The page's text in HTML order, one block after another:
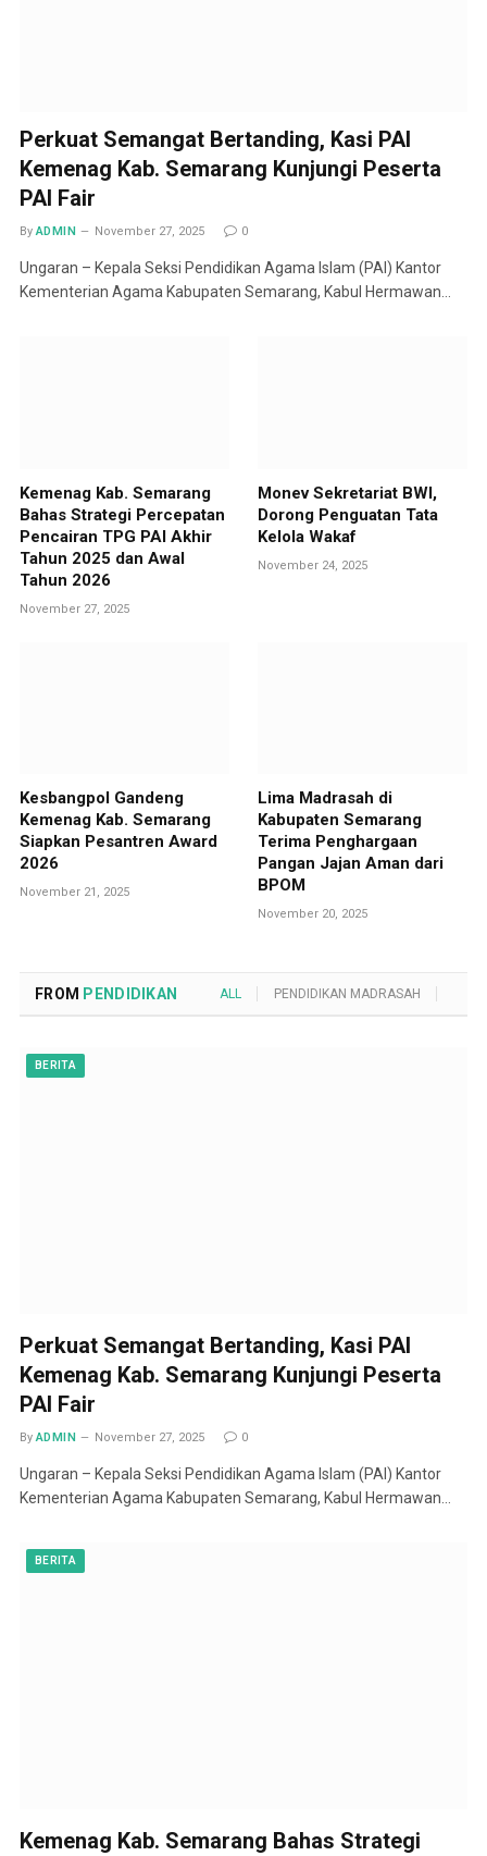
Perkuat Semangat Bertanding, Kasi PAI
Kemenag Kab. Semarang Kunjungi Peserta
PAI Fair
By ADMIN November 27, 2025 0
Ungaran – Kepala Seksi Pendidikan Agama Islam (PAI) Kantor
Kementerian Agama Kabupaten Semarang, Kabul Hermawan…
Kemenag Kab. Semarang
Bahas Strategi Percepatan
Pencairan TPG PAI Akhir
Tahun 2025 dan Awal
Tahun 2026
November 27, 2025
Monev Sekretariat BWI,
Dorong Penguatan Tata
Kelola Wakaf
November 24, 2025
Kesbangpol Gandeng
Kemenag Kab. Semarang
Siapkan Pesantren Award
2026
November 21, 2025
Lima Madrasah di
Kabupaten Semarang
Terima Penghargaan
Pangan Jajan Aman dari
BPOM
November 20, 2025
FROM PENDIDIKAN ALL PENDIDIKAN MADRASAH
BERITA
Perkuat Semangat Bertanding, Kasi PAI
Kemenag Kab. Semarang Kunjungi Peserta
PAI Fair
By ADMIN November 27, 2025 0
Ungaran – Kepala Seksi Pendidikan Agama Islam (PAI) Kantor
Kementerian Agama Kabupaten Semarang, Kabul Hermawan…
BERITA
Kemenag Kab. Semarang Bahas Strategi